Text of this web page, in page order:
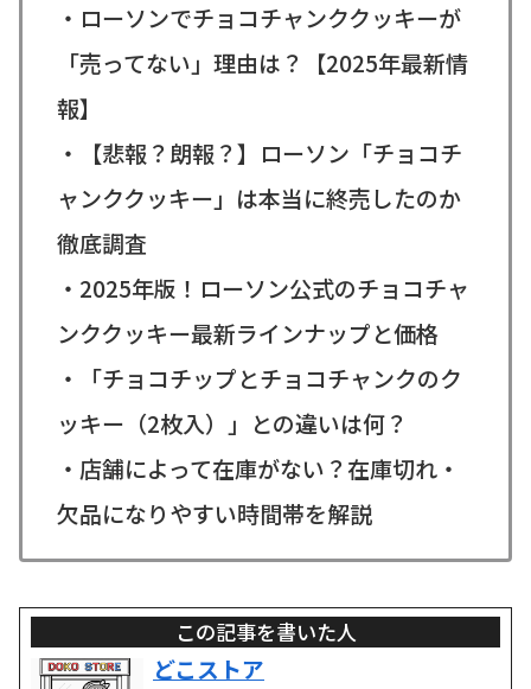
・ローソンでチョコチャンククッキーが
「売ってない」理由は？【2025年最新情
報】
・【悲報？朗報？】ローソン「チョコチ
ャンククッキー」は本当に終売したのか
徹底調査
・2025年版！ローソン公式のチョコチャ
ンククッキー最新ラインナップと価格
・「チョコチップとチョコチャンクのク
ッキー（2枚入）」との違いは何？
・店舗によって在庫がない？在庫切れ・
欠品になりやすい時間帯を解説
この記事を書いた人
どこストア